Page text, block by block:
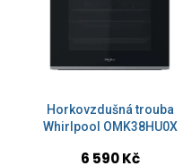
Horkovzdušná trouba
Whirlpool OMK38HU0X
6 590 Kč